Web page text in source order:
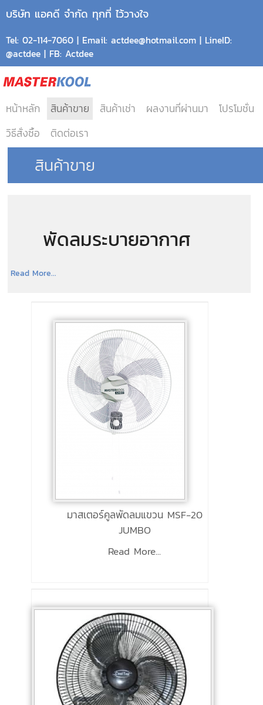
บริษัท แอคดี จำกัด ทุกที่ ไว้วางใจ
Tel: 02-114-7060 | Email: actdee@hotmail.com | LineID:
@actdee | FB: Actdee
หน้าหลัก สินค้าขาย สินค้าเช่า ผลงานที่ผ่านมา
โปรโมชั่น
วิธีสั่งซื้อ
ติดต่อเรา
สินค้าขาย
พัดลมระบายอากาศ
Read More...
มาสเตอร์คูลพัดลมแขวน MSF-20
JUMBO
Read More...